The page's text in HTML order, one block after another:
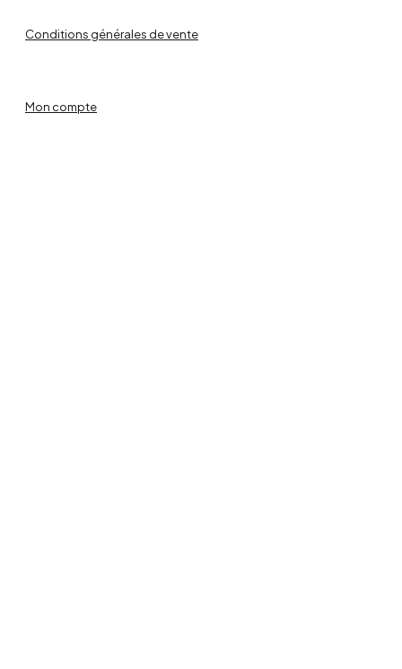
Conditions générales de vente
Mon compte